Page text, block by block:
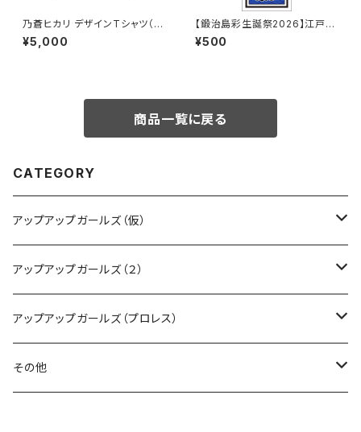
乃蒼ヒカリ デザインTシャツ（B
LACK / WHITE）
¥5,000
【鍛治島彩生誕祭2026】江戸文
字シール
¥500
商品一覧に戻る
CATEGORY
アップアップガールズ（仮）
CD・DVD・Blu-ray
Tシャツ
other
アップアップガールズ（２）
Blu-ray
Tシャツ
アップアップガールズ（プロレス）
Tシャツ
その他